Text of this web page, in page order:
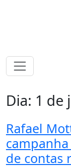
Dia: 1 de
Rafael
de contas